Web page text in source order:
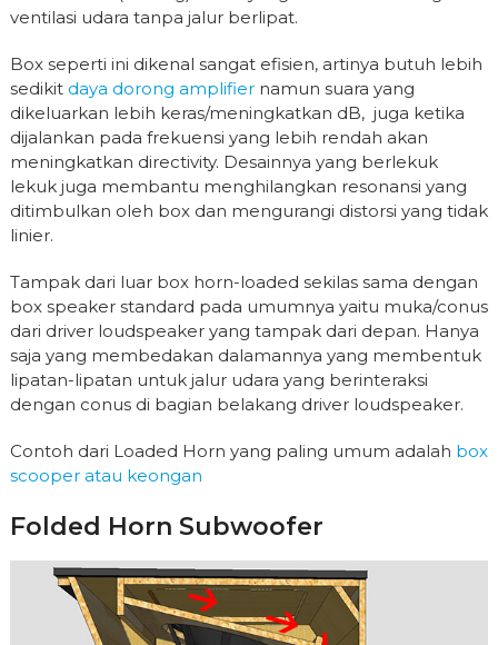
ventilasi udara tanpa jalur berlipat.
Box seperti ini dikenal sangat efisien, artinya butuh lebih
sedikit daya dorong amplifiernamun suara yang
dikeluarkan lebih keras/meningkatkan dB, juga ketika
dijalankan pada frekuensi yang lebih rendah akan
meningkatkan directivity. Desainnya yang berlekuk
lekuk juga membantu menghilangkan resonansi yang
ditimbulkan oleh box dan mengurangi distorsi yang tidak
linier.
Tampak dari luar box horn-loaded sekilas sama dengan
box speaker standard pada umumnya yaitu muka/conus
dari driver loudspeaker yang tampak dari depan. Hanya
saja yang membedakan dalamannya yang membentuk
lipatan-lipatan untuk jalur udara yang berinteraksi
dengan conus di bagian belakang driver loudspeaker.
Contoh dari Loaded Horn yang paling umum adalah box
scooper atau keongan
Folded Horn Subwoofer